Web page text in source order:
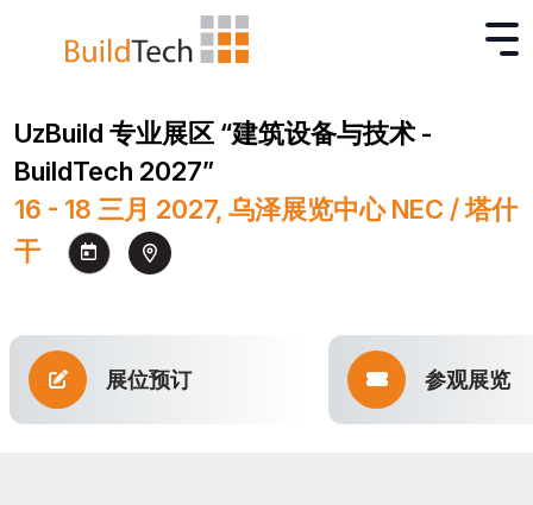
UzBuild 专业展区 “建筑设备与技术 -
BuildTech 2027”
16 - 18 三月 2027, 乌泽展览中心 NEC / 塔什
干
展位预订 参观展览